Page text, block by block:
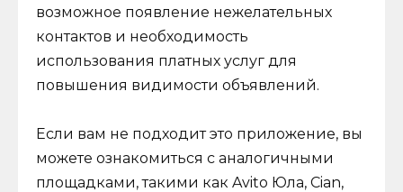
возможное появление нежелательных
контактов и необходимость
использования платных услуг для
повышения видимости объявлений.
Если вам не подходит это приложение, вы
можете ознакомиться с аналогичными
площадками, такими как Avito Юла, Cian,